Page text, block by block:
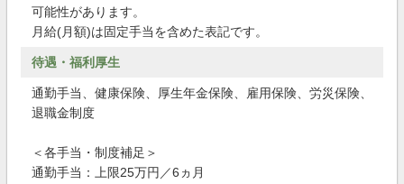
可能性があります。
月給(月額)は固定手当を含めた表記です。
待遇・福利厚生
通勤手当、健康保険、厚生年金保険、雇用保険、労災保険、
退職金制度
＜各手当・制度補足＞
通勤手当：上限25万円／6ヵ月